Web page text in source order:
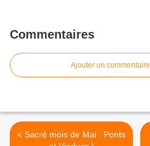
Commentaires
Ajouter un commentaire
< Sacré mois de Mai : Ponts